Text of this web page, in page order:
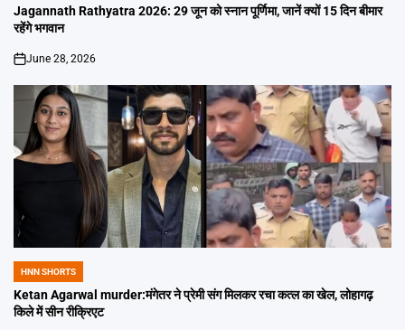
IN
Jagannath Rathyatra 2026: 29 जून को स्नान पूर्णिमा, जानें क्यों 15 दिन बीमार
रहेंगे भगवान
on
June 28, 2026
POSTED
IN
HNN SHORTS
Ketan Agarwal murder:मंगेतर ने प्रेमी संग मिलकर रचा कत्ल का खेल, लोहागढ़
किले में सीन रीक्रिएट